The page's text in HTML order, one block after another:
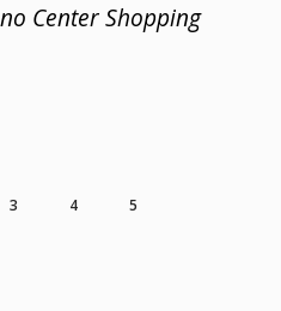
Center Shopping
3 4 5